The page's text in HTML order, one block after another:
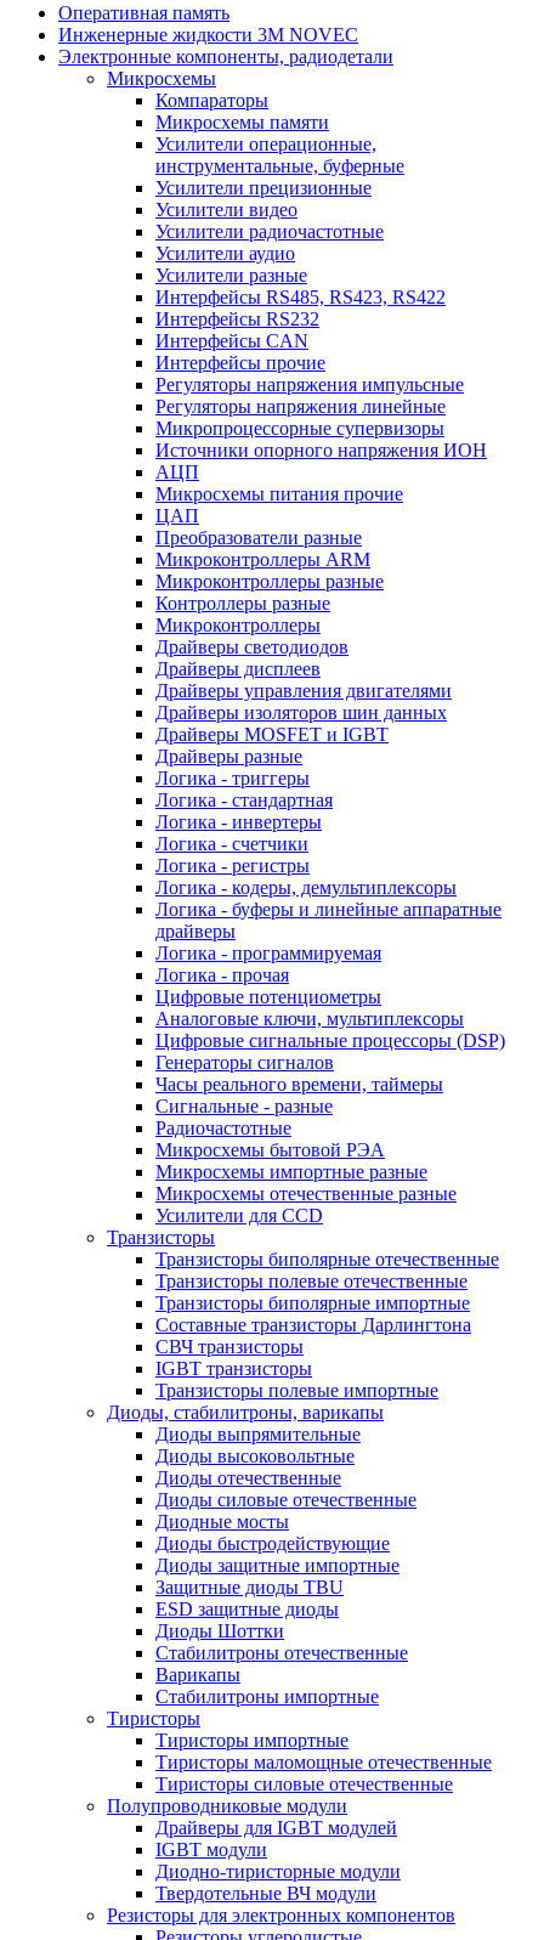
Оперативная память
Инженерные жидкости 3M NOVEC
Электронные компоненты, радиодетали
Микросхемы
Компараторы
Микросхемы памяти
Усилители операционные,
инструментальные, буферные
Усилители прецизионные
Усилители видео
Усилители радиочастотные
Усилители аудио
Усилители разные
Интерфейсы RS485, RS423, RS422
Интерфейсы RS232
Интерфейсы CAN
Интерфейсы прочие
Регуляторы напряжения импульсные
Регуляторы напряжения линейные
Микропроцессорные супервизоры
Источники опорного напряжения ИОН
АЦП
Микросхемы питания прочие
ЦАП
Преобразователи разные
Микроконтроллеры ARM
Микроконтроллеры разные
Контроллеры разные
Микроконтроллеры
Драйверы светодиодов
Драйверы дисплеев
Драйверы управления двигателями
Драйверы изоляторов шин данных
Драйверы MOSFET и IGBT
Драйверы разные
Логика - триггеры
Логика - стандартная
Логика - инвертеры
Логика - счетчики
Логика - регистры
Логика - кодеры, демультиплексоры
Логика - буферы и линейные аппаратные
драйверы
Логика - программируемая
Логика - прочая
Цифровые потенциометры
Аналоговые ключи, мультиплексоры
Цифровые сигнальные процессоры (DSP)
Генераторы сигналов
Часы реального времени, таймеры
Сигнальные - разные
Радиочастотные
Микросхемы бытовой РЭА
Микросхемы импортные разные
Микросхемы отечественные разные
Усилители для CCD
Транзисторы
Транзисторы биполярные отечественные
Транзисторы полевые отечественные
Транзисторы биполярные импортные
Составные транзисторы Дарлингтона
СВЧ транзисторы
IGBT транзисторы
Транзисторы полевые импортные
Диоды, стабилитроны, варикапы
Диоды выпрямительные
Диоды высоковольтные
Диоды отечественные
Диоды силовые отечественные
Диодные мосты
Диоды быстродействующие
Диоды защитные импортные
Защитные диоды TBU
ESD защитные диоды
Диоды Шоттки
Стабилитроны отечественные
Варикапы
Стабилитроны импортные
Тиристоры
Тиристоры импортные
Тиристоры маломощные отечественные
Тиристоры силовые отечественные
Полупроводниковые модули
Драйверы для IGBT модулей
IGBT модули
Диодно-тиристорные модули
Твердотельные ВЧ модули
Резисторы для электронных компонентов